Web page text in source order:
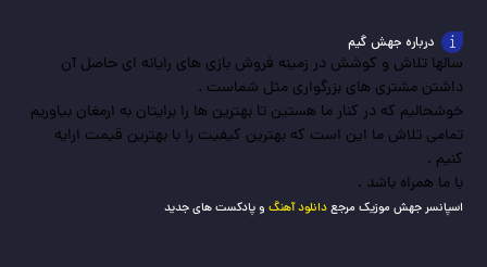
درباره جهش گیم
سالها تلاش و کوشش در زمینه فروش بازی های رایانه ای حاصل آن
داشتن مشتری های بزرگواری مثل شماست .
خوشحالیم که در کنار ما هستین تا بهترین ها را برایتان به ارمغان بیاوریم
تمامی تلاش ما این است که بهترین کیفیت را با بهترین قیمت ارایه
کنیم .
با ما همراه باشد .
اسپانسر جهش موزیک مرجعدانلود آهنگ و پادکست های جدید